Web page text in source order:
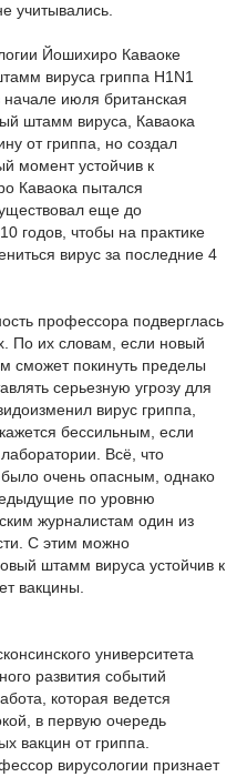
учитывались.
Йошихиро Каваоке
вируса гриппа H1N1
июля британская
штамм вируса, Каваока
от гриппа, но создал
момент устойчив к
Каваока пытался
еще до
годов, чтобы на практике
вирус за последние 4
профессора подверглась
По их словам, если новый
сможет покинуть пределы
серьезную угрозу для
вирус гриппа,
бессильным, если
Всё, что
очень опасным, однако
по уровню
журналистам один из
С этим можно
штамм вируса устойчив к
вакцины.
университета
развития событий
которая ведется
в первую очередь
вакцин от гриппа.
вирусологии признает